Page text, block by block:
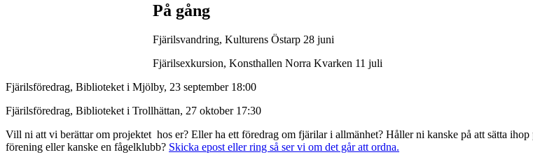
På gång
Fjärilsvandring, Kulturens Östarp 28 juni
Fjärilsexkursion, Konsthallen Norra Kvarken 11 juli
Fjärilsföredrag, Biblioteket i Mjölby, 23 september 18:00
Fjärilsföredrag, Biblioteket i Trollhättan, 27 oktober 17:30
Vill ni att vi berättar om projektet hos er? Eller ha ett föredrag om fjärilar i allmänhet? Håller ni kanske på att sätta
förening eller kanske en fågelklubb? Skicka epost eller ring så ser vi om det går att ordna.